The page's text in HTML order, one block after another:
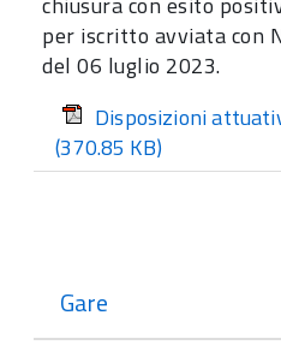
per iscritto avviata con
del 06 luglio 2023.
Disposizioni
(370.85 KB)
Gare